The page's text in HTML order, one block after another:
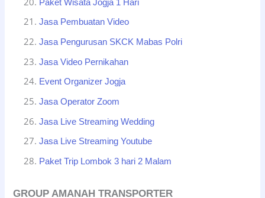
Paket Wisata Jogja 1 Hari
Jasa Pembuatan Video
Jasa Pengurusan SKCK Mabas Polri
Jasa Video Pernikahan
Event Organizer Jogja
Jasa Operator Zoom
Jasa Live Streaming Wedding
Jasa Live Streaming Youtube
Paket Trip Lombok 3 hari 2 Malam
GROUP AMANAH TRANSPORTER